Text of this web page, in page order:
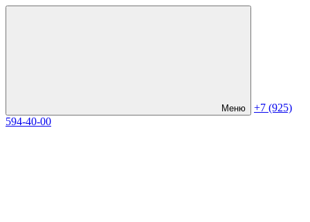
Меню
+7 (925)
594-40-00